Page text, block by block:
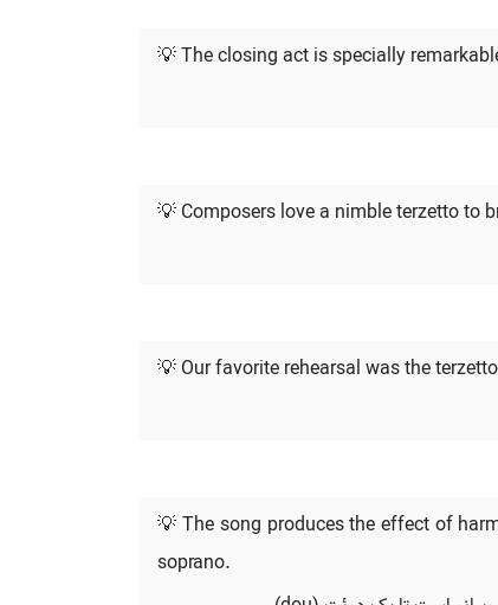
💡 The closing act is specially
💡 Composers love a nimble terzetto to
💡 Our favorite rehearsal was the
💡 The song produces the effect of
soprano.